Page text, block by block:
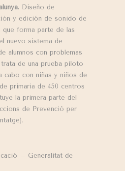
Diseño de
y edición de sonido de
que forma parte de las
nuevo sistema de
alumnos con problemas
de una prueba piloto
cabo con niñas y niños de
primaria de 450 centros
la primera parte del
de Prevenció per
– Generalitat de